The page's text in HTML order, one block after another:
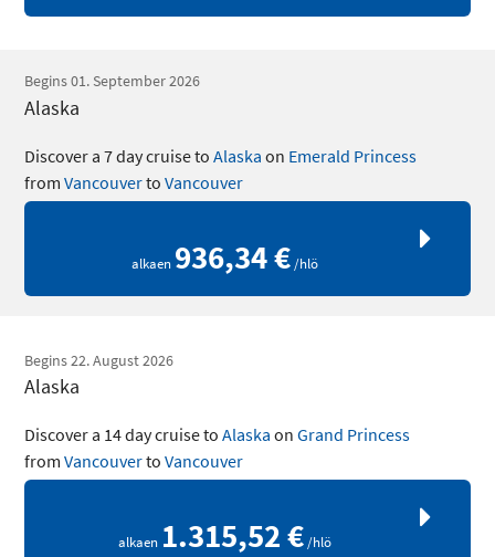
Begins 01. September 2026
Alaska
Discover a 7 day cruise toAlaskaon Emerald Princess
fromVancouvertoVancouver
alkaen 936,34 € /hlö
Begins 22. August 2026
Alaska
Discover a 14 day cruise toAlaskaonGrand Princess
fromVancouvertoVancouver
alkaen 1.315,52 € /hlö